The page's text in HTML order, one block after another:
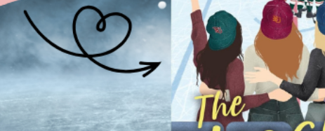
Veröffentlicht amvonelizzy91